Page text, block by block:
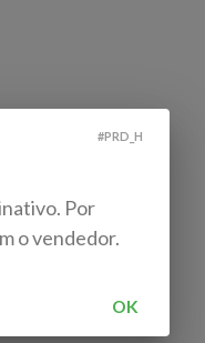
#PRD_H
Por
o vendedor.
OK